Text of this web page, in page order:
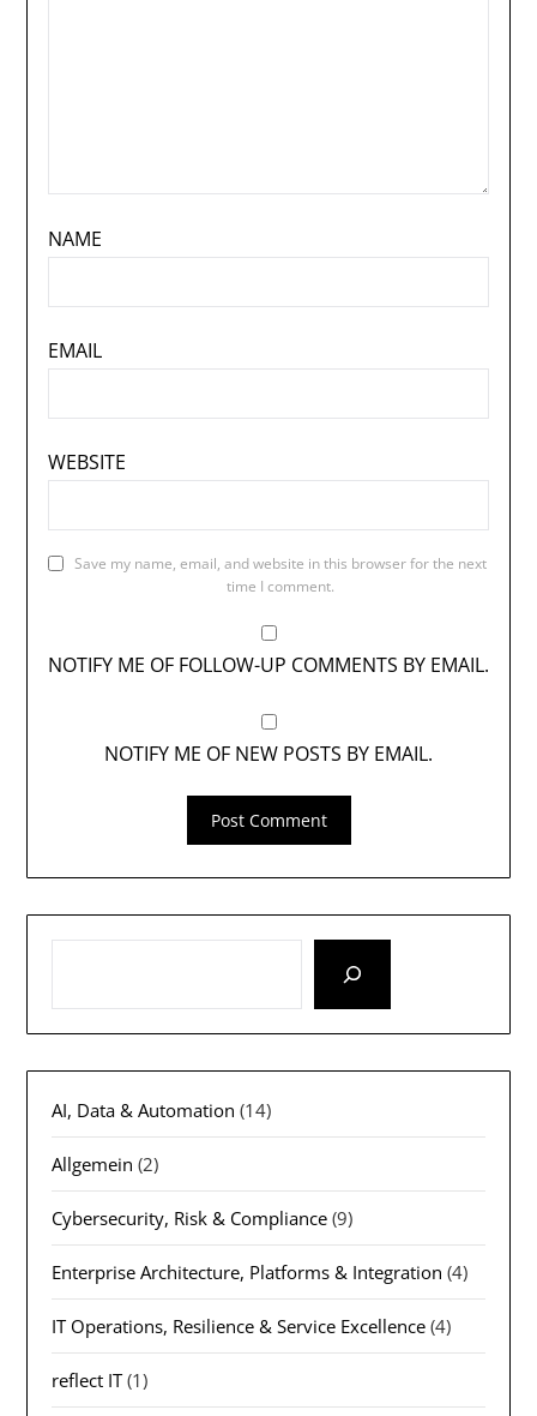
NAME
EMAIL
WEBSITE
Save my name, email, and website in this browser for the next
time I comment.
NOTIFY ME OF FOLLOW-UP COMMENTS BY EMAIL.
NOTIFY ME OF NEW POSTS BY EMAIL.
AI, Data & Automation (14)
Allgemein (2)
Cybersecurity, Risk & Compliance (9)
Enterprise Architecture, Platforms & Integration (4)
IT Operations, Resilience & Service Excellence (4)
reflect IT(1)